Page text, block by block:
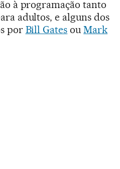
à programação tanto
adultos, e alguns dos
por Bill Gates ouMark